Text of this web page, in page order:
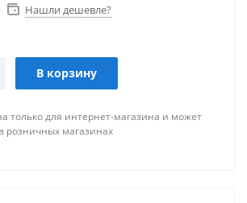
Нашли дешевле?
В корзину
только для интернет-магазина и может
розничных магазинах